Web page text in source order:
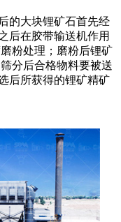
的大块锂矿石首先经
后在胶带输送机作用
粉处理；磨粉后锂矿
分后合格物料要被送
后所获得的锂矿精矿